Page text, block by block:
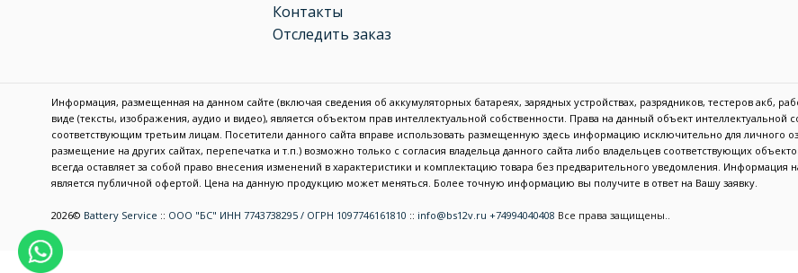
Контакты
Отследить заказ
Информация, размещенная на данном сайте (включая сведения об аккумуляторных батареях, зарядных устройствах, разрядников, тестеров акб,
виде (тексты, изображения, аудио и видео), является объектом прав интеллектуальной собственности. Права на данный объект интеллектуальной
соответствующим третьим лицам. Посетители данного сайта вправе использовать размещенную здесь информацию исключительно для личного
размещение на других сайтах, перепечатка и т.п.) возможно только с согласия владельца данного сайта либо владельцев соответствующих
всегда оставляет за собой право внесения изменений в характеристики и комплектацию товара без предварительного уведомления.
является публичной офертой. Цена на данную продукцию может меняться. Более точную информацию вы получите в ответ на Вашу заявку.
2026© Battery Service :: ООО "БС" ИНН 7743738295 / ОГРН 1097746161810 :: info@bs12v.ru +74994040408 Все права защищены..